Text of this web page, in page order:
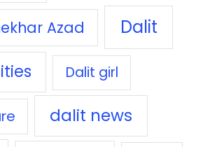
Azad Dalit
Dalit girl
dalit news